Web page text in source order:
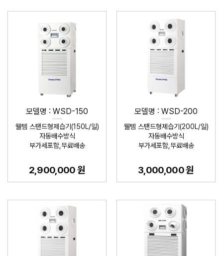
모델명 : WSD-150
웰템 스탠드형제습기(150L/일)
자동배수방식
부가세포함,무료배송
2,900,000 원
모델명 : WSD-200
웰템 스탠드형제습기(200L/일)
자동배수방식
부가세포함,무료배송
3,000,000 원